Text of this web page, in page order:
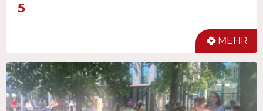
5
MEHR